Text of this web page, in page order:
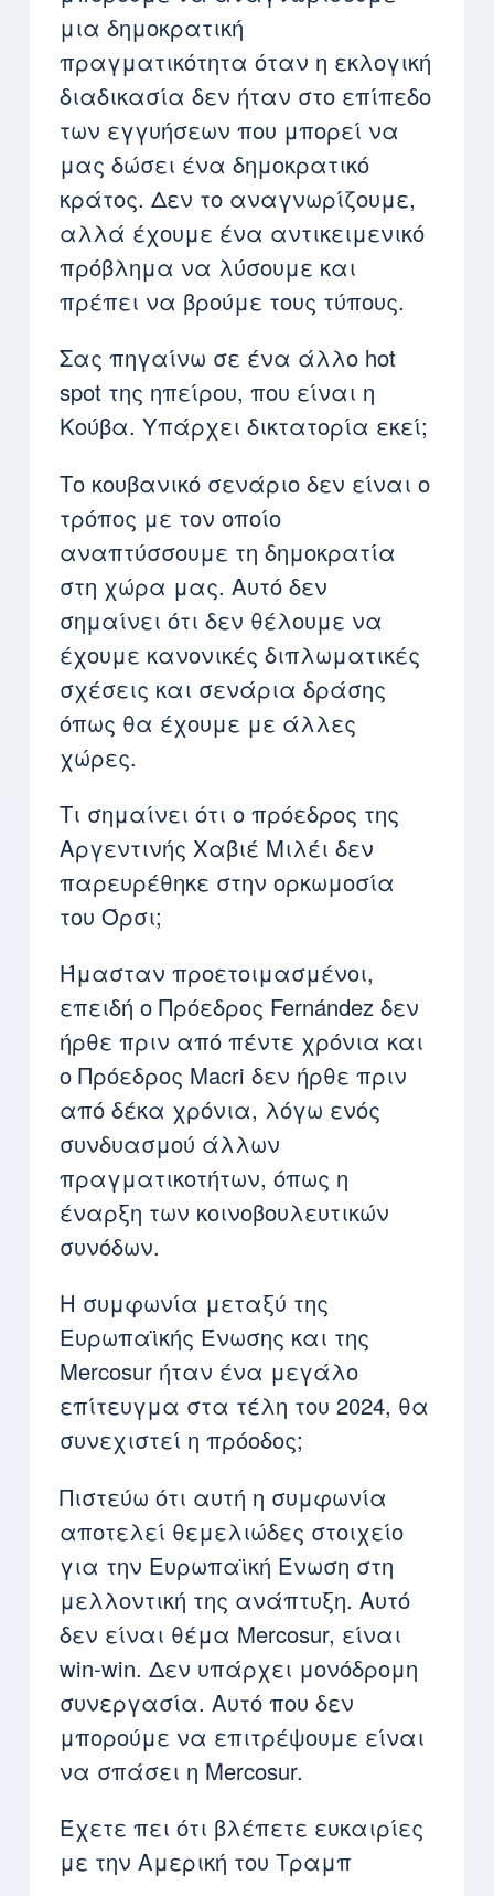
μια δημοκρατική
πραγματικότητα όταν η εκλογική
διαδικασία δεν ήταν στο επίπεδο
των εγγυήσεων που μπορεί να
μας δώσει ένα δημοκρατικό
κράτος. Δεν το αναγνωρίζουμε,
αλλά έχουμε ένα αντικειμενικό
πρόβλημα να λύσουμε και
πρέπει να βρούμε τους τύπους.
Σας πηγαίνω σε ένα άλλο hot
spot της ηπείρου, που είναι η
Κούβα. Υπάρχει δικτατορία εκεί;
Το κουβανικό σενάριο δεν είναι ο
τρόπος με τον οποίο
αναπτύσσουμε τη δημοκρατία
στη χώρα μας. Αυτό δεν
σημαίνει ότι δεν θέλουμε να
έχουμε κανονικές διπλωματικές
σχέσεις και σενάρια δράσης
όπως θα έχουμε με άλλες
χώρες.
Τι σημαίνει ότι ο πρόεδρος της
Αργεντινής Χαβιέ Μιλέι δεν
παρευρέθηκε στην ορκωμοσία
του Όρσι;
Ήμασταν προετοιμασμένοι,
επειδή ο Πρόεδρος Fernández δεν
ήρθε πριν από πέντε χρόνια και
ο Πρόεδρος Macri δεν ήρθε πριν
από δέκα χρόνια, λόγω ενός
συνδυασμού άλλων
πραγματικοτήτων, όπως η
έναρξη των κοινοβουλευτικών
συνόδων.
Η συμφωνία μεταξύ της
Ευρωπαϊκής Ένωσης και της
Mercosur ήταν ένα μεγάλο
επίτευγμα στα τέλη του 2024, θα
συνεχιστεί η πρόοδος;
Πιστεύω ότι αυτή η συμφωνία
αποτελεί θεμελιώδες στοιχείο
για την Ευρωπαϊκή Ένωση στη
μελλοντική της ανάπτυξη. Αυτό
δεν είναι θέμα Mercosur, είναι
win-win. Δεν υπάρχει μονόδρομη
συνεργασία. Αυτό που δεν
μπορούμε να επιτρέψουμε είναι
να σπάσει η Mercosur.
Έχετε πει ότι βλέπετε ευκαιρίες
με την Αμερική του Τραμπ